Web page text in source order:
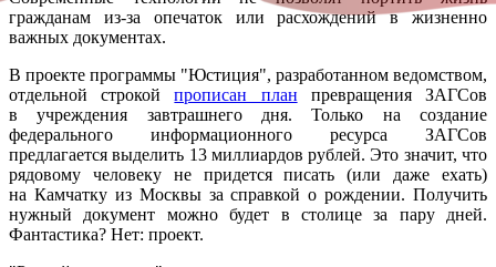
гражданам из-за опечаток или расхождений в жизненно
важных документах.
В проекте программы "Юстиция", разработанном ведомством,
отдельной строкойпрописан план превращения ЗАГСов
в учреждения завтрашнего дня. Только на создание
федерального информационного ресурса ЗАГСов
предлагается выделить 13 миллиардов рублей. Это значит, что
рядовому человеку не придется писать (или даже ехать)
на Камчатку из Москвы за справкой о рождении. Получить
нужный документ можно будет в столице за пару дней.
Фантастика? Нет: проект.